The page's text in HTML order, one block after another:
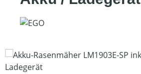
Bildergalerie überspringen